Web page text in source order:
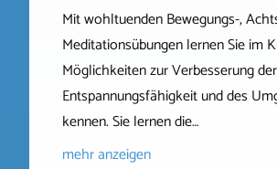
Mit wohltuenden Bewegungs-,
Meditationsübungen lernen Sie im
Möglichkeiten zur Verbesserung
Entspannungsfähigkeit und des
kennen. Sie lernen die…
mehr anzeigen